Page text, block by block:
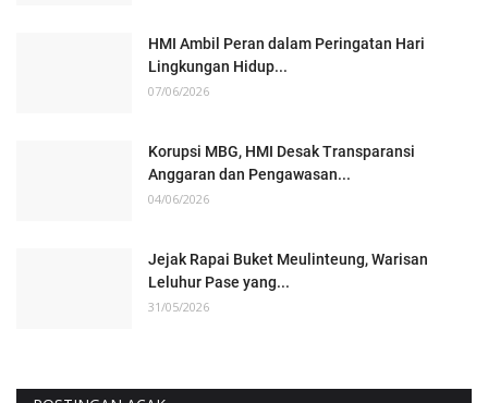
HMI Ambil Peran dalam Peringatan Hari
Lingkungan Hidup...
07/06/2026
Korupsi MBG, HMI Desak Transparansi
Anggaran dan Pengawasan...
04/06/2026
Jejak Rapai Buket Meulinteung, Warisan
Leluhur Pase yang...
31/05/2026